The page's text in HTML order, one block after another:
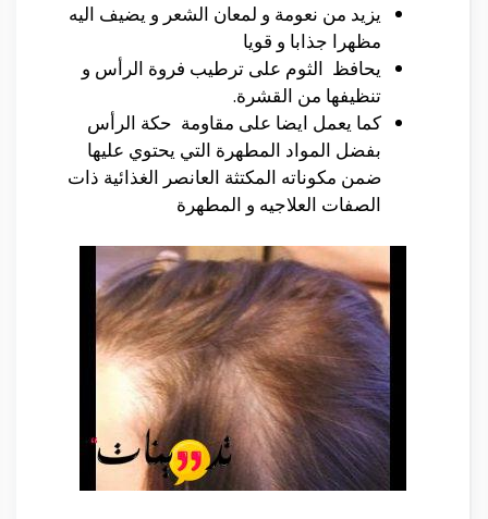
يزيد من نعومة و لمعان الشعر و يضيف اليه
مظهرا جذابا و قويا
يحافظ الثوم على ترطيب فروة الرأس و
تنظيفها من القشرة.
كما يعمل ايضا على مقاومة حكة الرأس
بفضل المواد المطهرة التي يحتوي عليها
ضمن مكوناته المكتثة العانصر الغذائية ذات
الصفات العلاجيه و المطهرة